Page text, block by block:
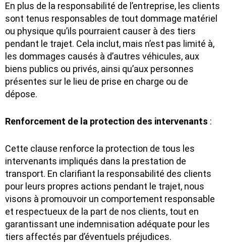
En plus de la responsabilité de l’entreprise, les clients
sont tenus responsables de tout dommage matériel
ou physique qu’ils pourraient causer à des tiers
pendant le trajet. Cela inclut, mais n’est pas limité à,
les dommages causés à d’autres véhicules, aux
biens publics ou privés, ainsi qu’aux personnes
présentes sur le lieu de prise en charge ou de
dépose.
Renforcement de la protection des intervenants :
Cette clause renforce la protection de tous les
intervenants impliqués dans la prestation de
transport. En clarifiant la responsabilité des clients
pour leurs propres actions pendant le trajet, nous
visons à promouvoir un comportement responsable
et respectueux de la part de nos clients, tout en
garantissant une indemnisation adéquate pour les
tiers affectés par d’éventuels préjudices.